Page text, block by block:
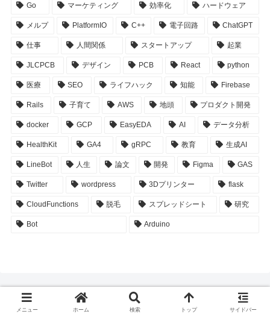
Go マーケティング 効率化 ハードウェア
メルプ PlatformIO C++ 電子回路 ChatGPT
仕事 人間関係 スタートアップ 起業
JLCPCB デザイン PCB React python
医療 SEO ライフハック 知能 Firebase
Rails 子育て AWS 地頭 プロダクト開発
docker GCP EasyEDA AI データ分析
HealthKit GA4 gRPC 教育 生成AI
LineBot 人生 論文 開発 Figma GAS
Twitter wordpress 3Dプリンター flask
CloudFunctions 脱毛 スプレッドシート 研究
Bot Arduino
メニュー ホーム 検索 トップ サイドバー